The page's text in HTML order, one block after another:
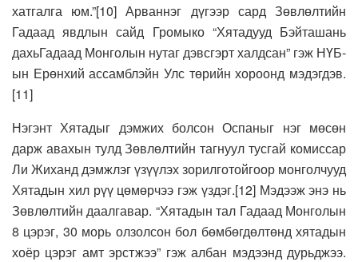
хатгалга юм.”[10] Арваннэг дүгээр сард Зөвлөлтийн
Гадаад явдлын сайд Громыко “Хятадууд Бэйташань
дахьГадаад Монголын нутаг дэвсгэрт халдсан” гэж НҮБ-
ын Ерөнхий ассамблэйн Улс төрийн хороонд мэдэгдэв.
[11]
Нэгэнт Хятадыг дэмжих болсон Оспаныг нэг мөсөн
дарж авахын тулд Зөвлөлтийн тагнуул тусгай комиссар
Ли Жиханд дэмжлэг үзүүлэх зорилготойгоор монголчууд
Хятадын хил рүү цөмөрчээ гэж үздэг.[12] Мэдээж энэ нь
Зөвлөлтийн даалгавар. “Хятадын тал Гадаад Монголын
8 цэрэг, 30 морь олзолсон бол бөмбөгдөлтөнд хятадын
хоёр цэрэг амт эрстжээ” гэж албан мэдээнд дурьджээ.